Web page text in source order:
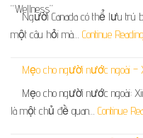
Người Canada có thể lưu trú
một câu hỏi mà… Continue Reading
Mẹo cho người nước ngoài
Mẹo cho người nước ngoài:
là một chủ đề quan… Continue